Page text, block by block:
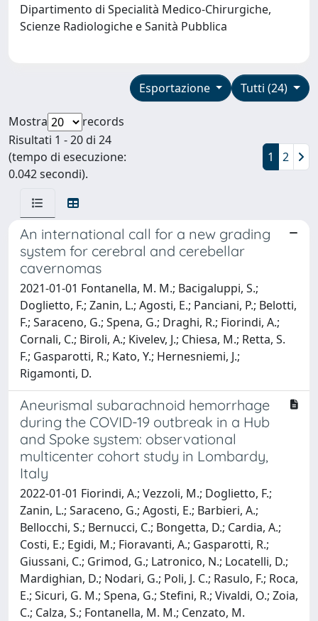
Dipartimento di Specialità Medico-Chirurgiche,
Scienze Radiologiche e Sanità Pubblica
Tutti (24)
Esportazione
Mostra
records
Risultati 1 - 20 di 24
(tempo di esecuzione:
0.042 secondi).
1 2
An international call for a new grading
system for cerebral and cerebellar
cavernomas
2021-01-01 Fontanella, M. M.; Bacigaluppi, S.;
Doglietto, F.; Zanin, L.; Agosti, E.; Panciani, P.; Belotti,
F.; Saraceno, G.; Spena, G.; Draghi, R.; Fiorindi, A.;
Cornali, C.; Biroli, A.; Kivelev, J.; Chiesa, M.; Retta, S.
F.; Gasparotti, R.; Kato, Y.; Hernesniemi, J.;
Rigamonti, D.
Aneurismal subarachnoid hemorrhage
during the COVID-19 outbreak in a Hub
and Spoke system: observational
multicenter cohort study in Lombardy,
Italy
2022-01-01 Fiorindi, A.; Vezzoli, M.; Doglietto, F.;
Zanin, L.; Saraceno, G.; Agosti, E.; Barbieri, A.;
Bellocchi, S.; Bernucci, C.; Bongetta, D.; Cardia, A.;
Costi, E.; Egidi, M.; Fioravanti, A.; Gasparotti, R.;
Giussani, C.; Grimod, G.; Latronico, N.; Locatelli, D.;
Mardighian, D.; Nodari, G.; Poli, J. C.; Rasulo, F.; Roca,
E.; Sicuri, G. M.; Spena, G.; Stefini, R.; Vivaldi, O.; Zoia,
C.; Calza, S.; Fontanella, M. M.; Cenzato, M.